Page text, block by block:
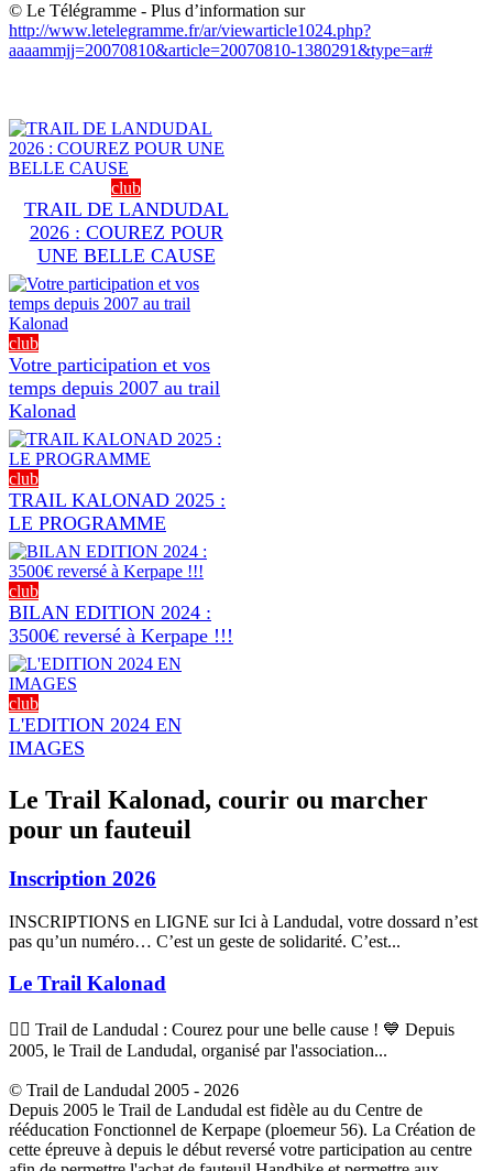
© Le Télégramme - Plus d’information sur
http://www.letelegramme.fr/ar/viewarticle1024.php?
aaaammjj=20070810&article=20070810-1380291&type=ar#
club
TRAIL DE LANDUDAL
2026 : COUREZ POUR
UNE BELLE CAUSE
club
Votre participation et vos
temps depuis 2007 au trail
Kalonad
club
TRAIL KALONAD 2025 :
LE PROGRAMME
club
BILAN EDITION 2024 :
3500€ reversé à Kerpape !!!
club
L'EDITION 2024 EN
IMAGES
Le Trail Kalonad, courir ou marcher
pour un fauteuil
Inscription 2026
INSCRIPTIONS en LIGNE sur Ici à Landudal, votre dossard n’est
pas qu’un numéro… C’est un geste de solidarité. C’est...
Le Trail Kalonad
🏃‍♂️ Trail de Landudal : Courez pour une belle cause ! 💙 Depuis
2005, le Trail de Landudal, organisé par l'association...
© Trail de Landudal 2005 - 2026
Depuis 2005 le Trail de Landudal est fidèle au du Centre de
rééducation Fonctionnel de Kerpape (ploemeur 56). La Création de
cette épreuve à depuis le début reversé votre participation au centre